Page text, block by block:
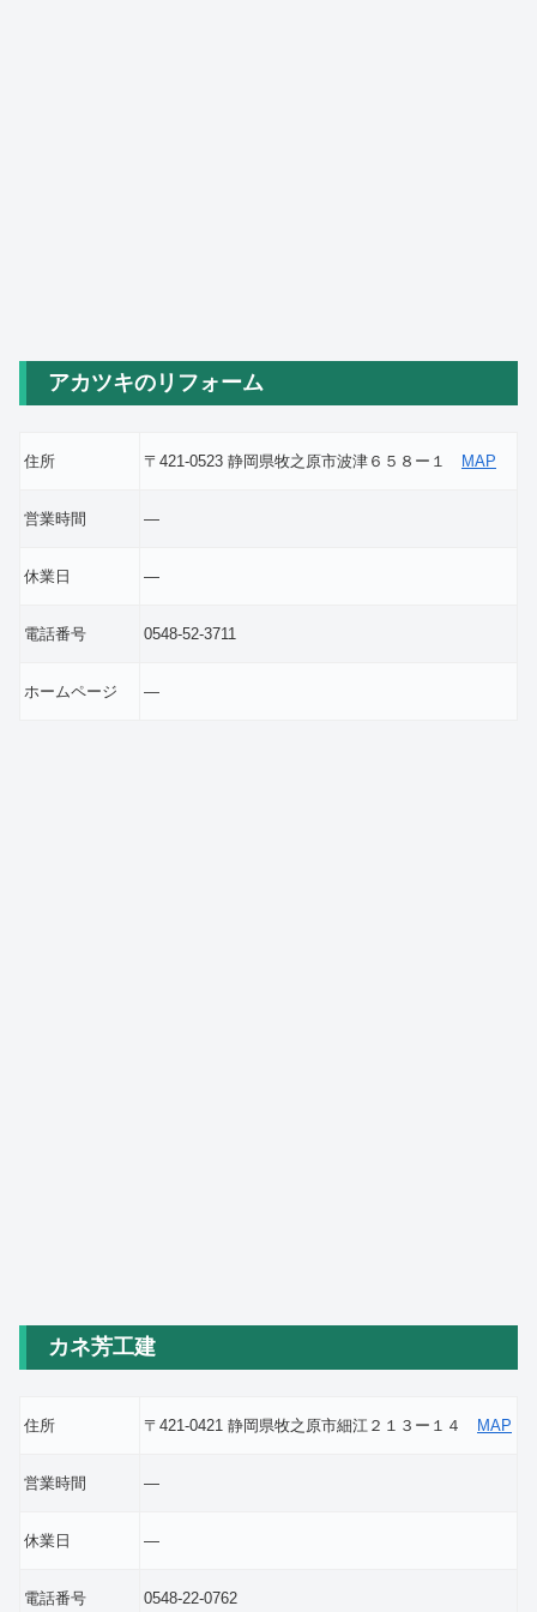
アカツキのリフォーム
住所 〒421-0523 静岡県牧之原市波津６５８ー１ MAP
営業時間 ―
休業日 ―
電話番号 0548-52-3711
ホームページ ―
カネ芳工建
住所 〒421-0421 静岡県牧之原市細江２１３ー１４ MAP
営業時間 ―
休業日 ―
電話番号 0548-22-0762